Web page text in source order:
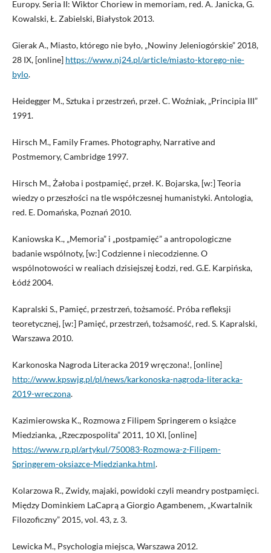
Europy. Seria II: Wiktor Choriew in memoriam, red. A. Janicka, G.
Kowalski, Ł. Zabielski, Białystok 2013.
Gierak A., Miasto, którego nie było, „Nowiny Jeleniogórskie” 2018,
28 IX, [online] https://www.nj24.pl/article/miasto-ktorego-nie-
bylo.
Heidegger M., Sztuka i przestrzeń, przeł. C. Woźniak, „Principia III”
1991.
Hirsch M., Family Frames. Photography, Narrative and
Postmemory, Cambridge 1997.
Hirsch M., Żałoba i postpamięć, przeł. K. Bojarska, [w:] Teoria
wiedzy o przeszłości na tle współczesnej humanistyki. Antologia,
red. E. Domańska, Poznań 2010.
Kaniowska K., „Memoria” i „postpamięć” a antropologiczne
badanie wspólnoty, [w:] Codzienne i niecodzienne. O
wspólnotowości w realiach dzisiejszej Łodzi, red. G.E. Karpińska,
Łódź 2004.
Kapralski S., Pamięć, przestrzeń, tożsamość. Próba refleksji
teoretycznej, [w:] Pamięć, przestrzeń, tożsamość, red. S. Kapralski,
Warszawa 2010.
Karkonoska Nagroda Literacka 2019 wręczona!, [online]
http://www.kpswjg.pl/pl/news/karkonoska-nagroda-literacka-
2019-wreczona.
Kazimierowska K., Rozmowa z Filipem Springerem o książce
Miedzianka, „Rzeczpospolita” 2011, 10 XI, [online]
https://www.rp.pl/artykul/750083-Rozmowa-z-Filipem-
Springerem-oksiazce-Miedzianka.html.
Kolarzowa R., Zwidy, majaki, powidoki czyli meandry postpamięci.
Między Dominkiem LaCaprą a Giorgio Agambenem, „Kwartalnik
Filozoficzny” 2015, vol. 43, z. 3.
Lewicka M., Psychologia miejsca, Warszawa 2012.